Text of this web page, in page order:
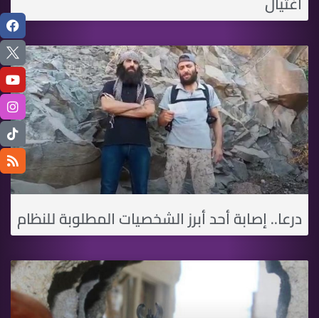
درعا.. إصابة أحد أبرز الشخصيات المطلوبة للنظام